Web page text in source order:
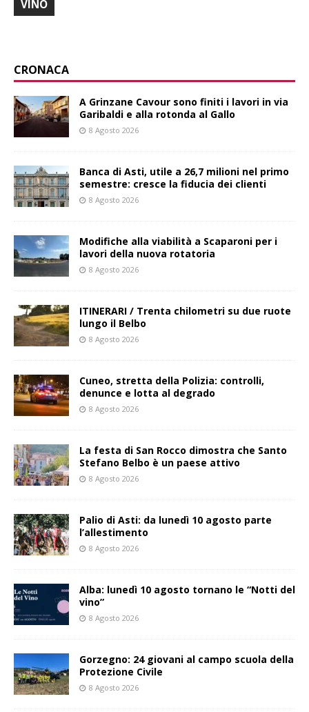
VINO
CRONACA
A Grinzane Cavour sono finiti i lavori in via
Garibaldi e alla rotonda al Gallo
8 Agosto 2026
Banca di Asti, utile a 26,7 milioni nel primo
semestre: cresce la fiducia dei clienti
8 Agosto 2026
Modifiche alla viabilità a Scaparoni per i
lavori della nuova rotatoria
8 Agosto 2026
ITINERARI / Trenta chilometri su due ruote
lungo il Belbo
8 Agosto 2026
Cuneo, stretta della Polizia: controlli,
denunce e lotta al degrado
8 Agosto 2026
La festa di San Rocco dimostra che Santo
Stefano Belbo è un paese attivo
8 Agosto 2026
Palio di Asti: da lunedì 10 agosto parte
l’allestimento
8 Agosto 2026
Alba: lunedì 10 agosto tornano le “Notti del
vino”
8 Agosto 2026
Gorzegno: 24 giovani al campo scuola della
Protezione Civile
8 Agosto 2026